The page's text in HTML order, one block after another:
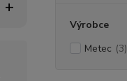
Výrobce
Metec (3)